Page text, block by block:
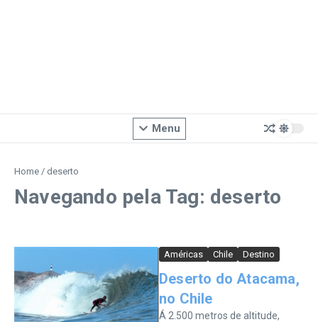
Menu
Home / deserto
Navegando pela Tag: deserto
Américas Chile Destino
Deserto do Atacama,
no Chile
Á 2.500 metros de altitude,